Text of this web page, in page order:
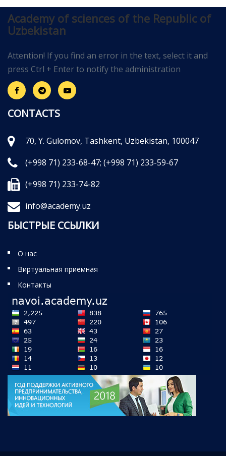
Academy of sciences of the Republic of
Uzbekistan
Attention! If you find an error in the text, select it and
press Ctrl + Enter to notify the administration
CONTACTS
70, Y. Gulomov, Tashkent, Uzbekistan, 100047
(+998 71) 233-68-47; (+998 71) 233-59-67
(+998 71) 233-74-82
info@academy.uz
БЫСТРЫЕ ССЫЛКИ
О нас
Виртуальная приемная
Контакты